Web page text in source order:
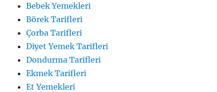
Bebek Yemekleri
Börek Tarifleri
Çorba Tarifleri
Diyet Yemek Tarifleri
Dondurma Tarifleri
Ekmek Tarifleri
Et Yemekleri